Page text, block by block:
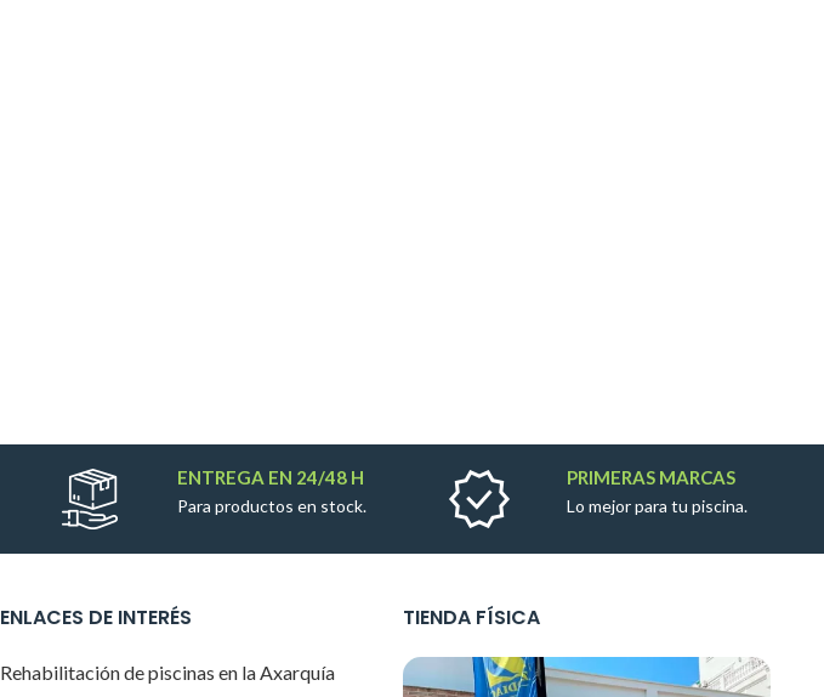
ENTREGA EN 24/48 H
Para productos en stock.
PRIMERAS MARCAS
Lo mejor para tu piscina.
ENLACES DE INTERÉS
Rehabilitación de piscinas en la Axarquía
TIENDA FÍSICA